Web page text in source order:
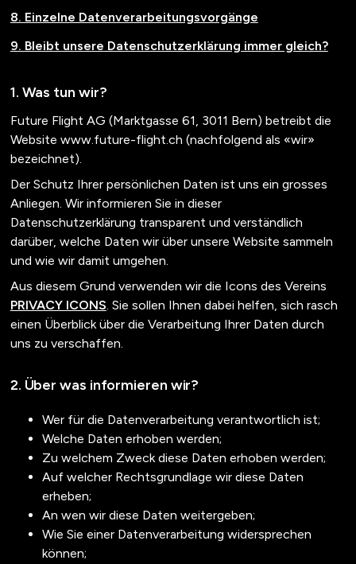
8. Einzelne Datenverarbeitungsvorgänge
9. Bleibt unsere Datenschutzerklärung immer gleich?
Was tun wir?
Future Flight AG (Marktgasse 61, 3011 Bern) betreibt die
Website www.future-flight.ch (nachfolgend als «wir»
bezeichnet).
Der Schutz Ihrer persönlichen Daten ist uns ein grosses
Anliegen. Wir informieren Sie in dieser
Datenschutzerklärung transparent und verständlich
darüber, welche Daten wir über unsere Website sammeln
und wie wir damit umgehen.
Aus diesem Grund verwenden wir die Icons des Vereins
PRIVACY ICONS. Sie sollen Ihnen dabei helfen, sich rasch
einen Überblick über die Verarbeitung Ihrer Daten durch
uns zu verschaffen.
Über was informieren wir?
Wer für die Datenverarbeitung verantwortlich ist;
Welche Daten erhoben werden;
Zu welchem Zweck diese Daten erhoben werden;
Auf welcher Rechtsgrundlage wir diese Daten
erheben;
An wen wir diese Daten weitergeben;
Wie Sie einer Datenverarbeitung widersprechen
können;